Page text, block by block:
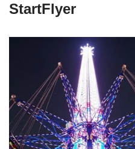
StartFlyer